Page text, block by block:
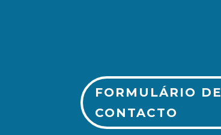
FORMULÁRIO DE
CONTACTO